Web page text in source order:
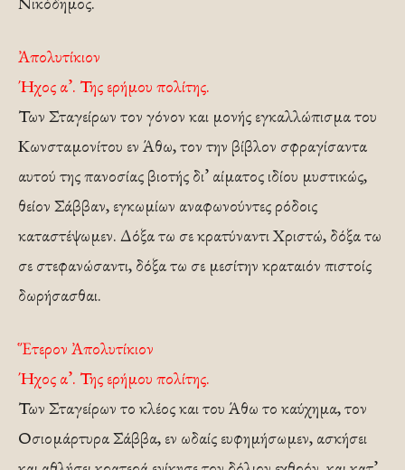
Ἀπολυτίκιον
Ήχος α’. Της ερήμου πολίτης.
Των Σταγείρων τον γόνον και μονής εγκαλλώπισμα του
Κωνσταμονίτου εν Άθω, τον την βίβλον σφραγίσαντα
αυτού της πανοσίας βιοτής δι’ αίματος ιδίου μυστικώς,
θείον Σάββαν, εγκωμίων αναφωνούντες ρόδοις
καταστέψωμεν. Δόξα τω σε κρατύναντι Χριστώ, δόξα τω
σε στεφανώσαντι, δόξα τω σε μεσίτην κραταιόν πιστοίς
δωρήσασθαι.
Ἕτερον Ἀπολυτίκιον
Ήχος α’. Της ερήμου πολίτης.
Των Σταγείρων το κλέος και του Άθω το καύχημα, τον
Οσιομάρτυρα Σάββα, εν ωδαίς ευφημήσωμεν, ασκήσει